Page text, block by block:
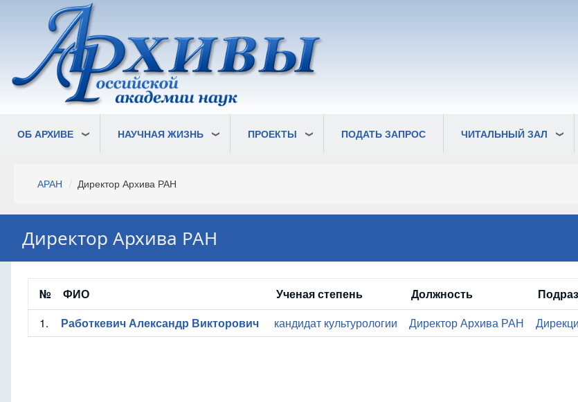
основному
содержанию
ОБ АРХИВЕ НАУЧНАЯ ЖИЗНЬ ПРОЕКТЫ ПОДАТЬ ЗАПРОС ЧИТАЛЬНЫЙ ЗАЛ
Строка
АРАН Директор Архива РАН
Директор Архива РАН
№ ФИО Ученая степень Должность
1.
Работкевич Александр Викторович кандидат культурологии Директор Архива РАН